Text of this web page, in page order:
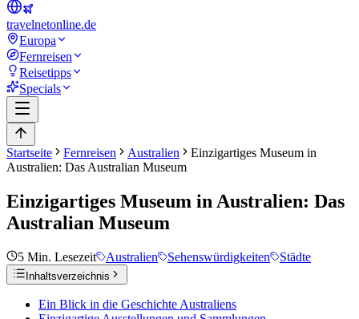
travelnetonline.de
Europa
Fernreisen
Reisetipps
Specials
Startseite Fernreisen Australien
Einzigartiges Museum in
Australien: Das Australian Museum
Einzigartiges Museum in Australien: Das
Australian Museum
5 Min. Lesezeit Australien Sehenswürdigkeiten Städte
Inhaltsverzeichnis
Ein Blick in die Geschichte Australiens